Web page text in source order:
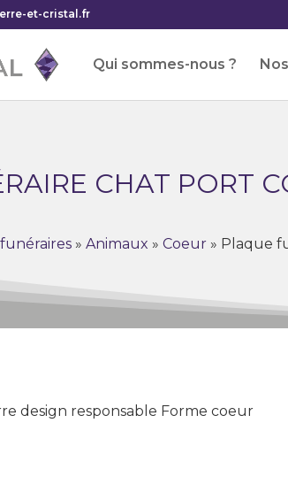
et-cristal.fr
Qui sommes-nous ?
CHAT PORT
»Animaux »Coeur » Plaque
design responsable Forme coeur